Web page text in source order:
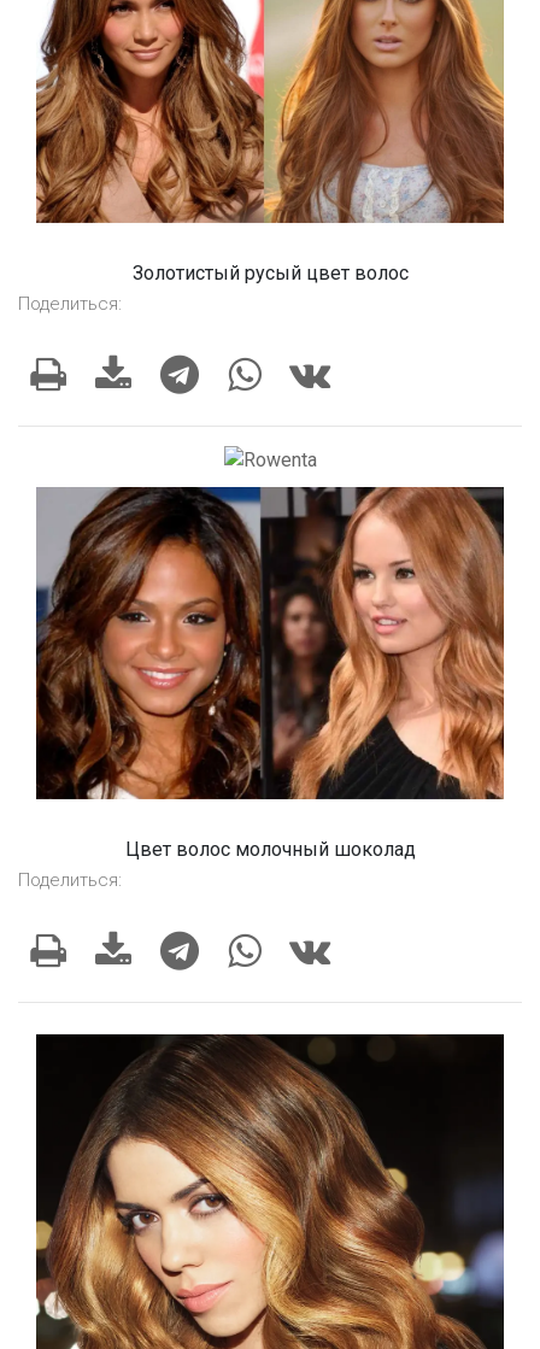
Золотистый русый цвет волос
Поделиться:
Цвет волос молочный шоколад
Поделиться: